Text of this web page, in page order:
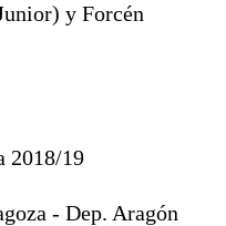
y Forcén
2018/19
- Dep. Aragón